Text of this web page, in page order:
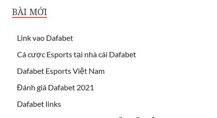
BÀI MỚI
Link vao Dafabet
Cá cược Esports tại nhà cái Dafabet
Dafabet Esports Việt Nam
Đánh giá Dafabet 2021
Dafabet links